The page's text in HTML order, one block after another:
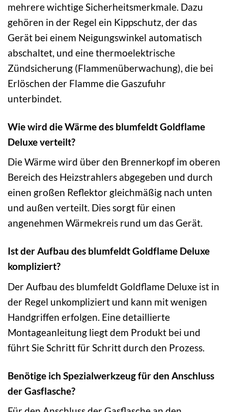
mehrere wichtige Sicherheitsmerkmale. Dazu
gehören in der Regel ein Kippschutz, der das
Gerät bei einem Neigungswinkel automatisch
abschaltet, und eine thermoelektrische
Zündsicherung (Flammenüberwachung), die bei
Erlöschen der Flamme die Gaszufuhr
unterbindet.
Wie wird die Wärme des blumfeldt Goldflame
Deluxe verteilt?
Die Wärme wird über den Brennerkopf im oberen
Bereich des Heizstrahlers abgegeben und durch
einen großen Reflektor gleichmäßig nach unten
und außen verteilt. Dies sorgt für einen
angenehmen Wärmekreis rund um das Gerät.
Ist der Aufbau des blumfeldt Goldflame Deluxe
kompliziert?
Der Aufbau des blumfeldt Goldflame Deluxe ist in
der Regel unkompliziert und kann mit wenigen
Handgriffen erfolgen. Eine detaillierte
Montageanleitung liegt dem Produkt bei und
führt Sie Schritt für Schritt durch den Prozess.
Benötige ich Spezialwerkzeug für den Anschluss
der Gasflasche?